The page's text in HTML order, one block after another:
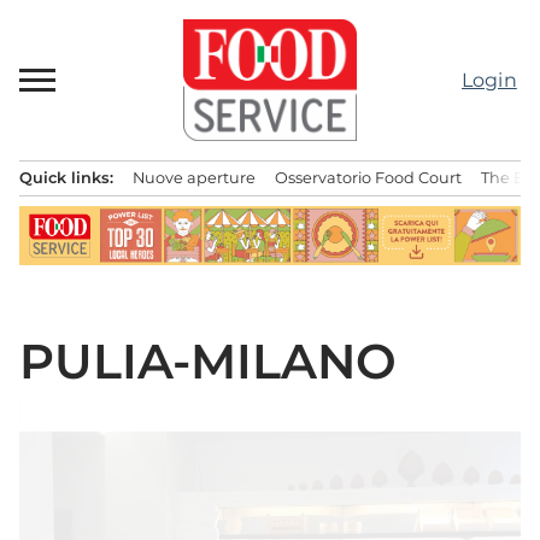
contenuto
Login
principale
Quick links: Nuove aperture Osservatorio Food Court The
PULIA-MILANO